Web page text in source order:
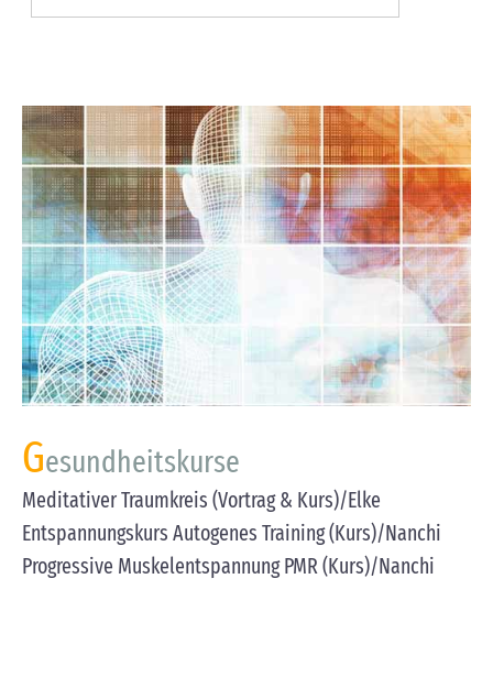
Gesundheitskurse
Meditativer Traumkreis (Vortrag & Kurs)/Elke
Entspannungskurs Autogenes Training (Kurs)/Nanchi
Progressive Muskelentspannung PMR (Kurs)/Nanchi